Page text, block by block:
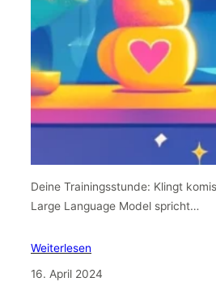
Deine Trainingsstunde: Klingt
Large Language Model spricht…
Weiterlesen
16. April 2024